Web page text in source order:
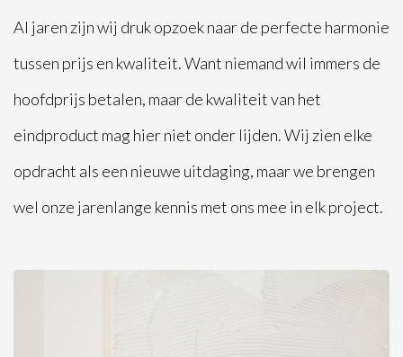
Al jaren zijn wij druk opzoek naar de perfecte harmonie
tussen prijs en kwaliteit. Want niemand wil immers de
hoofdprijs betalen, maar de kwaliteit van het
eindproduct mag hier niet onder lijden. Wij zien elke
opdracht als een nieuwe uitdaging, maar we brengen
wel onze jarenlange kennis met ons mee in elk project.